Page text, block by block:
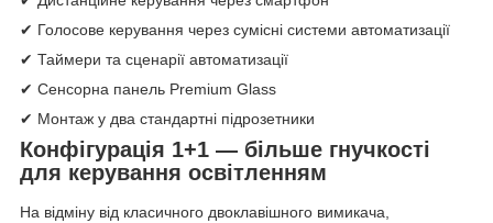
✔ Голосове керування через сумісні системи автоматизації
✔ Таймери та сценарії автоматизації
✔ Сенсорна панель Premium Glass
✔ Монтаж у два стандартні підрозетники
Конфігурація 1+1 — більше гнучкості
для керування освітленням
На відміну від класичного двоклавішного вимикача,